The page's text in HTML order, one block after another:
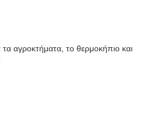
αγροκτήματα, το θερμοκήπιο και